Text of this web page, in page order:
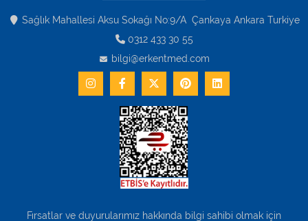
Sağlık Mahallesi Aksu Sokağı No:9/A Çankaya Ankara Turkiye
0312 433 30 55
bilgi@erkentmed.com
Fırsatlar ve duyurularımız hakkında bilgi sahibi olmak için